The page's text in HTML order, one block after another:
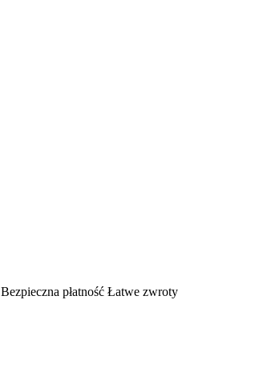
Bezpieczna płatność Łatwe zwroty